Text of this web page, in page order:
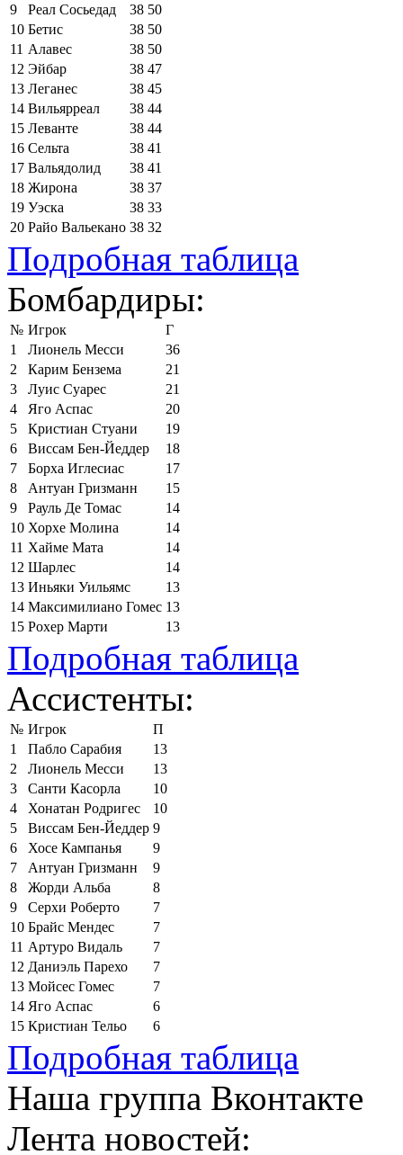
9
Реал Сосьедад 38 50
10 Бетис 38 50
11 Алавес 38 50
12 Эйбар 38 47
13 Леганес 38 45
14 Вильярреал 38 44
15 Леванте 38 44
16 Сельта 38 41
17 Вальядолид 38 41
18 Жирона 38 37
19 Уэска 38 33
20 Райо Вальекано 38 32
Подробная таблица
Бомбардиры:
№ Игрок
Г
1
Лионель Месси
36
2
Карим Бензема
21
3
Луис Суарес
21
4
Яго Аспас
20
5
Кристиан Стуани
19
6
Виссам Бен-Йеддер
18
7
Борха Иглесиас
17
8
Антуан Гризманн
15
9
Рауль Де Томас
14
10 Хорхе Молина
14
11 Хайме Мата
14
12 Шарлес
14
13 Иньяки Уильямс
13
14 Максимилиано Гомес 13
15 Рохер Марти 13
Подробная таблица
Ассистенты:
№ Игрок
П
1
Пабло Сарабия
13
2
Лионель Месси
13
3
Санти Касорла
10
4
Хонатан Родригес
10
5
Виссам Бен-Йеддер 9
6
Хосе Кампанья
9
7
Антуан Гризманн
9
8
Жорди Альба
8
9
Серхи Роберто
7
10 Брайс Мендес
7
11 Артуро Видаль
7
12 Даниэль Парехо
7
13 Мойсес Гомес
7
14 Яго Аспас
6
15 Кристиан Тельо 6
Подробная таблица
Наша группа Вконтакте
Лента новостей: